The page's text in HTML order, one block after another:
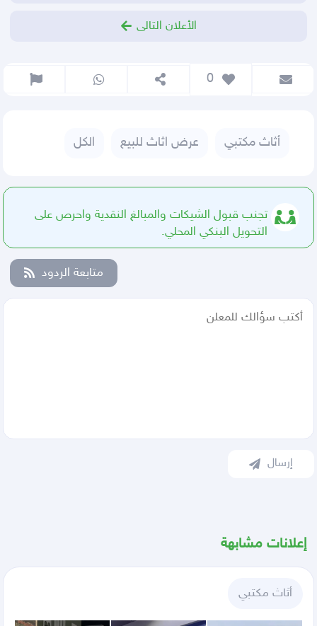
إعلانات مشابهة
الأعلان التالى
أثاث مكتبي عرض اثاث للبيع الكل
تجنب قبول الشيكات والمبالغ النقدية واحرص على
التحويل البنكي المحلي.
متابعة الردود
إرسال
أثاث مكتبي